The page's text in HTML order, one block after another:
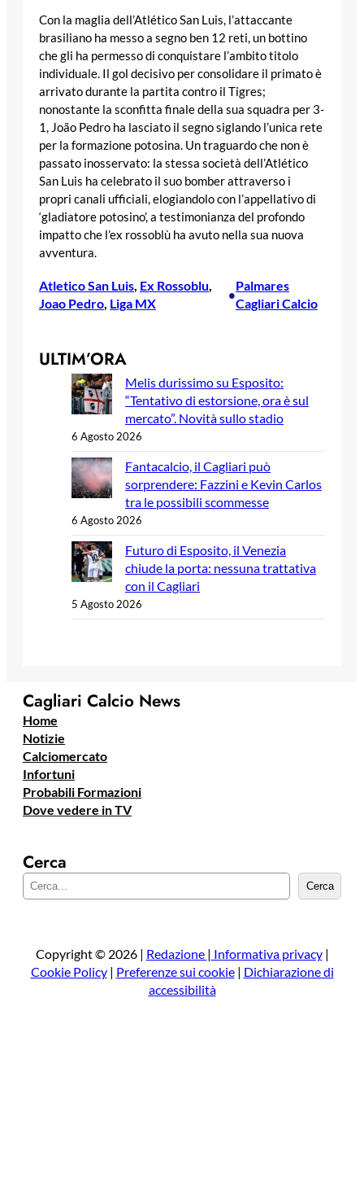
Con la maglia dell’Atlético San Luis, l’attaccante
brasiliano ha messo a segno ben 12 reti, un bottino
che gli ha permesso di conquistare l’ambito titolo
individuale. Il gol decisivo per consolidare il primato è
arrivato durante la partita contro il Tigres;
nonostante la sconfitta finale della sua squadra per 3-
1, João Pedro ha lasciato il segno siglando l’unica rete
per la formazione potosina. Un traguardo che non è
passato inosservato: la stessa società dell’Atlético
San Luis ha celebrato il suo bomber attraverso i
propri canali ufficiali, elogiandolo con l’appellativo di
‘gladiatore potosino’, a testimonianza del profondo
impatto che l’ex rossoblù ha avuto nella sua nuova
avventura.
Atletico San Luis, Ex Rossoblu
Joao Pedro, Liga MX
•
Palmares
Cagliari Calcio
ULTIM’ORA
Melis durissimo su Esposito:
“Tentativo di estorsione, ora è sul
mercato”. Novità sullo stadio
6 Agosto 2026
Fantacalcio, il Cagliari può
sorprendere: Fazzini e Kevin Carlos
tra le possibili scommesse
6 Agosto 2026
Futuro di Esposito, il Venezia
chiude la porta: nessuna trattativa
con il Cagliari
5 Agosto 2026
Cagliari Calcio News
Home
Notizie
Calciomercato
Infortuni
Probabili Formazioni
Dove vedere in TV
Cerca
e
a
Cerca
Copyright © 2026 | Redazione | Informativa privacy|
Cookie Policy| Preferenze sui cookie| Dichiarazione di
accessibilità